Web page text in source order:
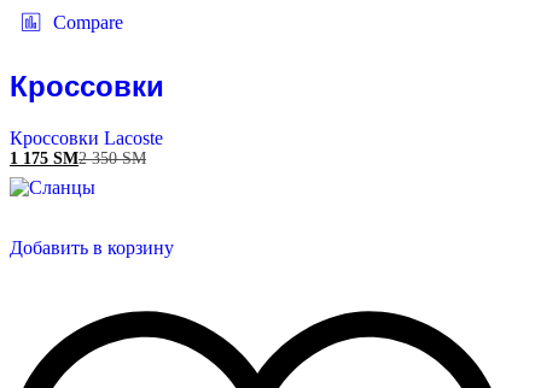
Compare
Кроссовки
Кроссовки Lacoste
1 175 ЅМ2 350ЅМ
Добавить в корзину